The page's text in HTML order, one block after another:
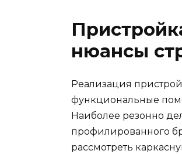
нюансы
Реализация
функциональные
Наиболее резонно
профилированного
рассмотреть